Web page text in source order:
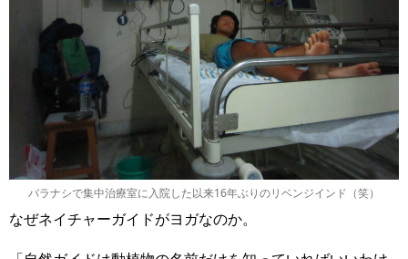
バラナシで集中治療室に入院した以来16年ぶりのリベンジインド（笑）
なぜネイチャーガイドがヨガなのか。